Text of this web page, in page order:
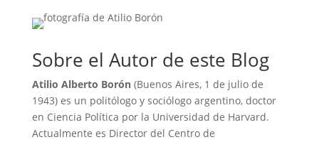
Sobre el Autor de este Blog
Atilio Alberto Borón(Buenos Aires, 1 de julio de
1943) es un politólogo y sociólogo argentino, doctor
en Ciencia Política por la Universidad de Harvard.
Actualmente es Director del Centro de